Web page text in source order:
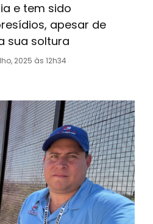
e tem sido
apesar de
sua soltura
2025 às 12h34